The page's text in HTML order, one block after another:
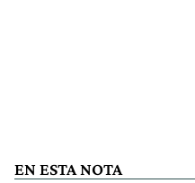
EN ESTA NOTA